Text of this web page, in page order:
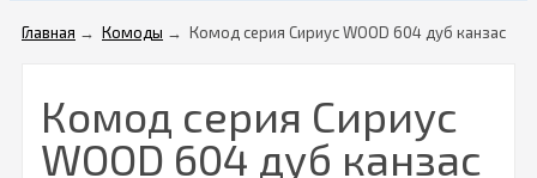
Главная → Комоды → Комод серия Сириус WOOD 604 дуб канзас
Комод серия Сириус
WOOD 604 дуб канзас